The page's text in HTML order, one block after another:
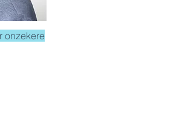
onzekere